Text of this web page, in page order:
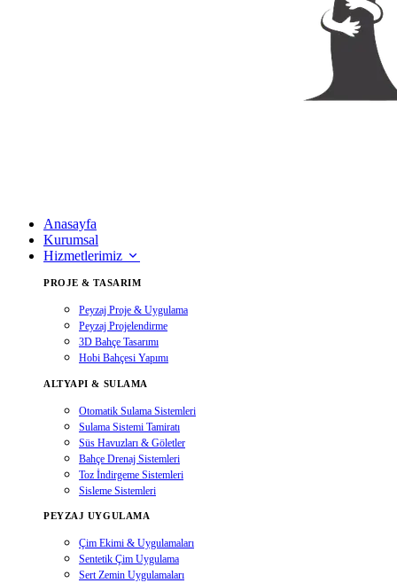
Anasayfa
Kurumsal
Hizmetlerimiz
PROJE & TASARIM
Peyzaj Proje & Uygulama
Peyzaj Projelendirme
3D Bahçe Tasarımı
Hobi Bahçesi Yapımı
ALTYAPI & SULAMA
Otomatik Sulama Sistemleri
Sulama Sistemi Tamiratı
Süs Havuzları & Göletler
Bahçe Drenaj Sistemleri
Toz İndirgeme Sistemleri
Sisleme Sistemleri
PEYZAJ UYGULAMA
Çim Ekimi & Uygulamaları
Sentetik Çim Uygulama
Sert Zemin Uygulamaları